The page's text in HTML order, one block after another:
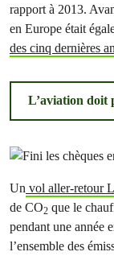
rapport à 2013.
en Europe était
des cinq dernières
L’aviation doit
Un vol aller-retour
de CO2 que le
pendant une année
l’ensemble des